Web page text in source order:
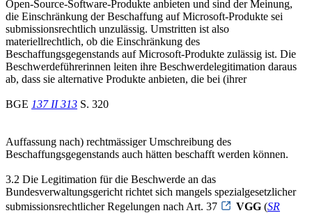
Open-Source-Software-Produkte anbieten und sind der Meinung,
die Einschränkung der Beschaffung auf Microsoft-Produkte sei
submissionsrechtlich unzulässig. Umstritten ist also
materiellrechtlich, ob die Einschränkung des
Beschaffungsgegenstands auf Microsoft-Produkte zulässig ist. Die
Beschwerdeführerinnen leiten ihre Beschwerdelegitimation daraus
ab, dass sie alternative Produkte anbieten, die bei (ihrer
BGE 137 II 313 S. 320
Auffassung nach) rechtmässiger Umschreibung des
Beschaffungsgegenstands auch hätten beschafft werden können.
3.2 Die Legitimation für die Beschwerde an das
Bundesverwaltungsgericht richtet sich mangels spezialgesetzlicher
submissionsrechtlicher Regelungen nach Art. 37
VGG (SR